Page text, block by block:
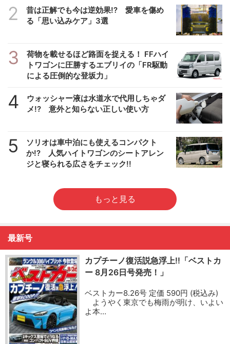
2
昔は正解でも今は逆効果!? 愛車を傷め
る「思い込みケア」3選
3
荷物を載せるほど路面を捉える！ FFハイ
トワゴンに圧勝するエブリイの「FR駆動
による圧倒的な登坂力」
4
ウォッシャー液は水道水で代用しちゃダ
メ!? 意外と知らない正しい使い方
5
ソリオは車中泊にも使えるコンパクト
か!? 人気ハイトワゴンのシートアレン
ジと寝られる広さをチェック!!
もっと見る
最新号
カプチーノ復活説急浮上!!「ベストカ
ー 8月26日号発売！」
ベストカー8.26号 定価 590円 (税込み)
ようやく東京でも梅雨が明け、いよい
よ本…